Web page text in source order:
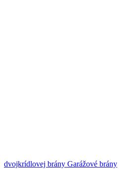
dvojkrídlovej brány Garážové brány